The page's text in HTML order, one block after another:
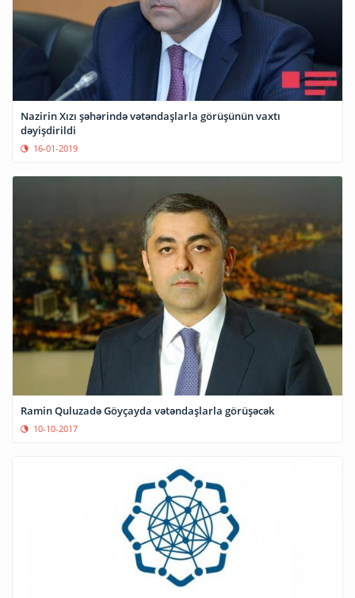
Nazirin Xızı şəhərində vətəndaşlarla görüşünün vaxtı
dəyişdirildi
16-01-2019
Ramin Quluzadə Göyçayda vətəndaşlarla görüşəcək
10-10-2017